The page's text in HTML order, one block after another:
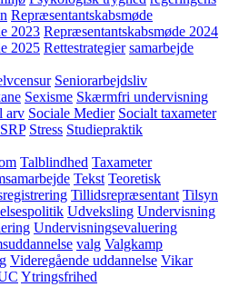
Repræsentantskabsmøde
2023 Repræsentantskabsmøde 2024
2025 Rettestrategier samarbejde
Seniorarbejdsliv
Sexisme Skærmfri undervisning
arv Sociale Medier Socialt taxameter
SRP Stress Studiepraktik
Talblindhed Taxameter
Tekst Teoretisk
Tillidsrepræsentant Tilsyn
Udveksling Undervisning
Undervisningsevaluering
valg Valgkamp
Videregående uddannelse Vikar
Ytringsfrihed